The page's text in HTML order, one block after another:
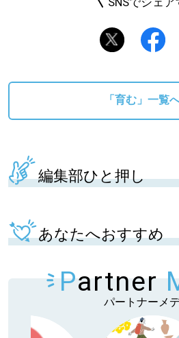
「育む」一覧
編集部ひと押し
あなたへおすすめ
Partner
パートナーメ